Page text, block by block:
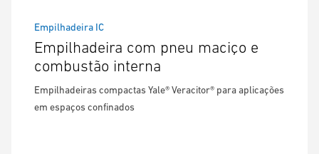
Empilhadeira IC
Empilhadeira com pneu maciço e
combustão interna
Empilhadeiras compactas Yale® Veracitor® para aplicações
em espaços confinados